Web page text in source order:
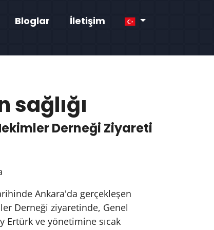
Bloglar İletişim
sağlığı
Derneği Ziyareti
Ankara'da gerçekleşen
Derneği ziyaretinde, Genel
Ertürk ve yönetimine sıcak